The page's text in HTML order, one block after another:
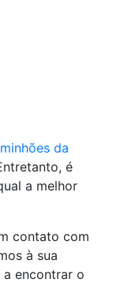
da
é
a melhor
contato com
à sua
encontrar o